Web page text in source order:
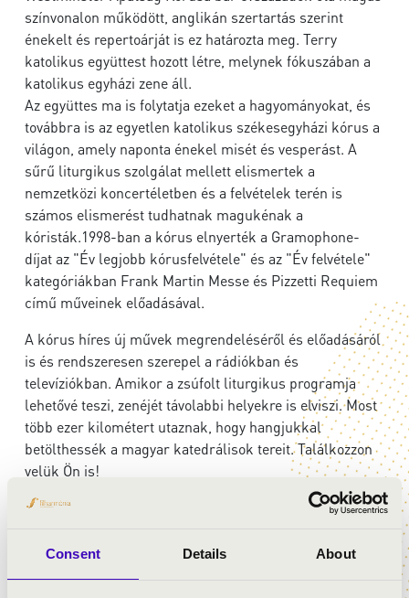
Consent Details About
színvonalon működött, anglikán szertartás szerint
énekelt és repertoárját is ez határozta meg. Terry
katolikus együttest hozott létre, melynek fókuszában a
katolikus egyházi zene áll.
Az együttes ma is folytatja ezeket a hagyományokat, és
továbbra is az egyetlen katolikus székesegyházi kórus a
világon, amely naponta énekel misét és vesperást. A
sűrű liturgikus szolgálat mellett elismertek a
nemzetközi koncertéletben és a felvételek terén is
számos elismerést tudhatnak magukénak a
kóristák.1998-ban a kórus elnyerték a Gramophone-
díjat az "Év legjobb kórusfelvétele" és az "Év felvétele"
kategóriákban Frank Martin Messe és Pizzetti Requiem
című műveinek előadásával.
A kórus híres új művek megrendeléséről és előadásáról
is és rendszeresen szerepel a rádiókban és
televíziókban. Amikor a zsúfolt liturgikus programja
lehetővé teszi, zenéjét távolabbi helyekre is elviszi. Most
több ezer kilométert utaznak, hogy hangjukkal
betölthessék a magyar katedrálisok tereit. Találkozzon
velük Ön is!
Westminster Katedrális Kórusa